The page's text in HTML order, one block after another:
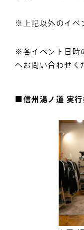
※上記以外のイベ
※各イベント日時
へお問い合わせく
■信州湯ノ道 実